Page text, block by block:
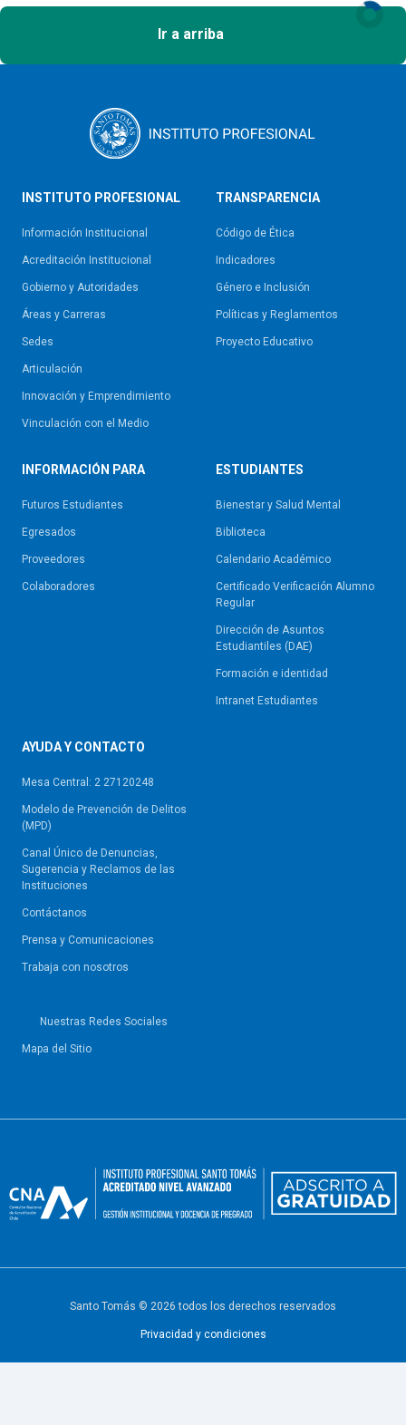
Ir a arriba
INSTITUTO PROFESIONAL
Información Institucional
Acreditación Institucional
Gobierno y Autoridades​
Áreas y Carreras
Sedes
Articulación
Innovación y Emprendimiento
Vinculación con el Medio
TRANSPARENCIA
Código de Ética
Indicadores
Género e Inclusión
Políticas y Reglamentos​
Proyecto Educativo
INFORMACIÓN PARA
Futuros Estudiantes
Egresados
Proveedores
Colaboradores
ESTUDIANTES
Bienestar y Salud Mental
Biblioteca
Calendario Académico
Certificado Verificación Alumno
Regular
Dirección de Asuntos
Estudiantiles (DAE)
Formación e identidad
Intranet Estudiantes
AYUDA Y CONTACTO
Mesa Central: 2 27120248
Modelo de Prevención de Delitos
(MPD)
Canal Único de Denuncias,
Sugerencia y Reclamos de las
Instituciones
Contáctanos
Prensa y Comunicaciones
Trabaja con nosotros
Nuestras Redes Sociales
Mapa del Sitio
Santo Tomás © 2026 todos los derechos reservados
Privacidad y condiciones